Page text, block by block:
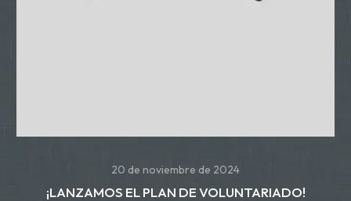
20 de noviembre de 2024
¡LANZAMOS EL PLAN DE VOLUNTARIADO!